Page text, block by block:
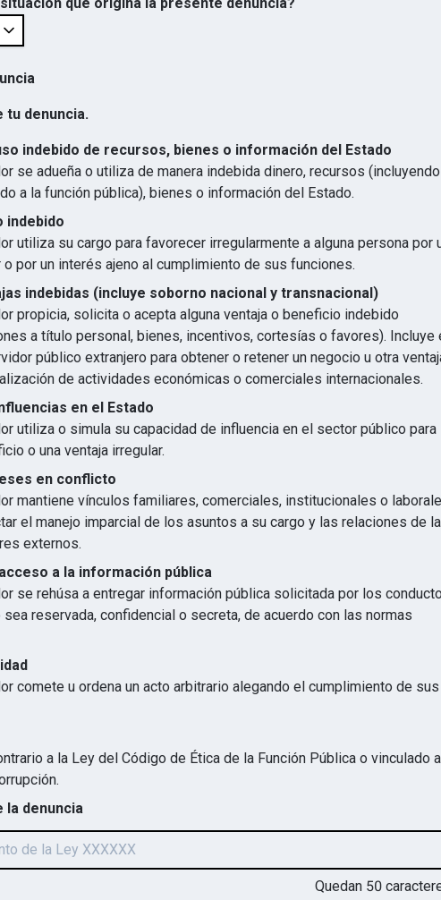
tu denuncia.
indebido de recursos, bienes o información del Estado
se adueña o utiliza de manera indebida dinero, recursos (incluyendo
a la función pública), bienes o información del Estado.
indebido
utiliza su cargo para favorecer irregularmente a alguna persona por
por un interés ajeno al cumplimiento de sus funciones.
indebidas (incluye soborno nacional y transnacional)
propicia, solicita o acepta alguna ventaja o beneficio indebido
a título personal, bienes, incentivos, cortesías o favores). Incluye
público extranjero para obtener o retener un negocio u otra
de actividades económicas o comerciales internacionales.
en el Estado
utiliza o simula su capacidad de influencia en el sector público para
o una ventaja irregular.
en conflicto
mantiene vínculos familiares, comerciales, institucionales o
el manejo imparcial de los asuntos a su cargo y las relaciones de la
externos.
a la información pública
se rehúsa a entregar información pública solicitada por los
reservada, confidencial o secreta, de acuerdo con las normas
comete u ordena un acto arbitrario alegando el cumplimiento de sus
a la Ley del Código de Ética de la Función Pública o vinculado a
la denuncia
Quedan 50